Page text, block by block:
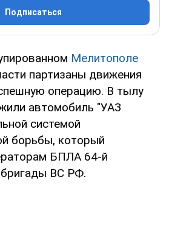
Подписаться
Мелитополе
партизаны движения
операцию. В тылу
автомобиль "УАЗ
системой
борьбы, который
БПЛА 64-й
ВС РФ.